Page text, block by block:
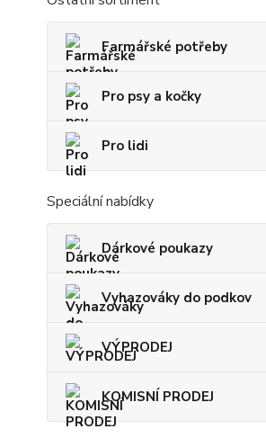
Farmářské potřeby
Pro psy a kočky
Pro lidi
Speciální nabídky
Dárkové poukazy
Vyhazováky do podkov
VÝPRODEJ
KOMISNÍ PRODEJ